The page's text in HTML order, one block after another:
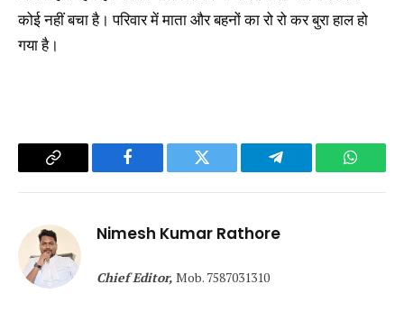
कोई नहीं बचा है। परिवार में माता और बहनों का रो रो कर बुरा हाल हो
गया है।
Copy
Facebook Twitter Telegram
Nimesh Kumar Rathore
Chief Editor, Mob. 7587031310